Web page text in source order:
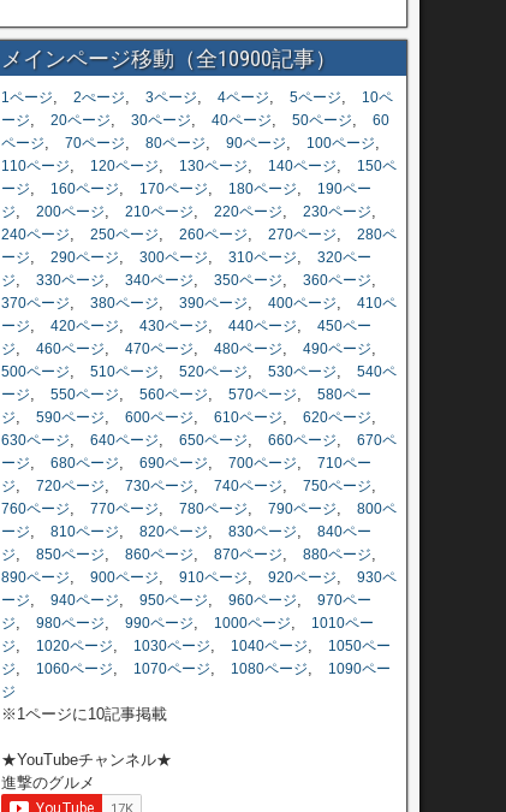
メインページ移動（全10900記事）
1ページ, 2ぺージ, 3ページ, 4ページ, 5ページ,
10ペ
ージ, 20ページ, 30ページ, 40ページ, 50ページ, 60
ページ, 70ページ, 80ページ, 90ページ, 100ページ,
110ページ, 120ページ, 130ページ, 140ページ,
150ペ
ージ, 160ページ, 170ページ, 180ページ,
190ペー
ジ, 200ページ, 210ページ, 220ページ, 230ページ,
240ページ, 250ページ, 260ページ, 270ページ, 280ペ
ージ, 290ページ, 300ページ, 310ページ, 320ペー
ジ, 330ページ, 340ページ, 350ページ, 360ページ,
370ページ, 380ページ, 390ページ, 400ページ, 410ペ
ージ, 420ページ, 430ページ, 440ページ, 450ペー
ジ, 460ページ, 470ページ, 480ページ, 490ページ,
500ページ, 510ページ, 520ページ, 530ページ, 540ペ
ージ, 550ページ, 560ページ, 570ページ, 580ペー
ジ, 590ページ, 600ページ, 610ページ, 620ページ,
630ページ, 640ページ, 650ページ, 660ページ, 670ペ
ージ, 680ページ, 690ページ, 700ページ, 710ペー
ジ, 720ページ, 730ページ, 740ページ, 750ページ,
760ページ, 770ページ, 780ページ, 790ページ, 800ペ
ージ, 810ページ, 820ページ, 830ページ, 840ペー
ジ, 850ページ, 860ページ, 870ページ, 880ページ,
890ページ, 900ページ, 910ページ, 920ページ, 930ペ
ージ, 940ページ, 950ページ, 960ページ, 970ペー
ジ, 980ページ, 990ページ, 1000ページ,
1010ペー
ジ, 1020ページ, 1030ページ, 1040ページ,
1050ペー
ジ, 1060ページ, 1070ページ, 1080ページ,
1090ペー
ジ
※1ページに10記事掲載
★YouTubeチャンネル★
進撃のグルメ